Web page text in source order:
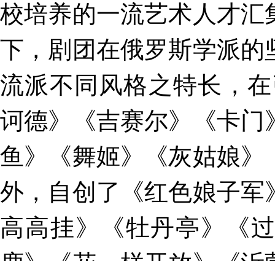
校培养的一流艺术人才
下，剧团在俄罗斯学派
流派不同风格之特长，
诃德》《吉赛尔》《卡
鱼》《舞姬》《灰姑娘
外，自创了《红色娘子
高高挂》《牡丹亭》《